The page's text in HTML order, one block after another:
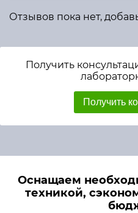
Отзывов пока нет,
Получить
Получить
Оснащаем
техникой,